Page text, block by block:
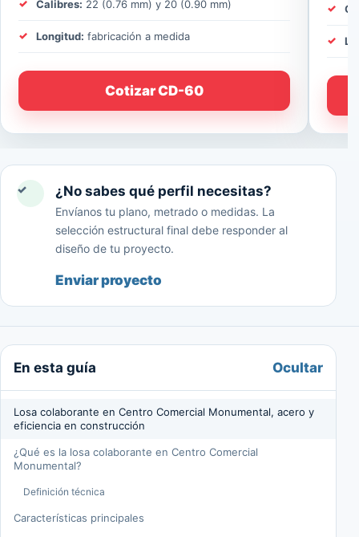
Calibres: 22 (0.76 mm) y 20 (0.90 mm)
Longitud: fabricación a medida
Cotizar CD-60
✓ ¿No sabes qué perfil necesitas?
Envíanos tu plano, metrado o medidas. La
selección estructural final debe responder al
diseño de tu proyecto.
Enviar proyecto
En esta guía Ocultar
Losa colaborante en Centro Comercial Monumental, acero y
eficiencia en construcción
¿Qué es la losa colaborante en Centro Comercial
Monumental?
Definición técnica
Características principales